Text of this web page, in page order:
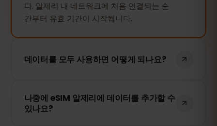
다. 알제리 내 네트워크에 처음 연결되는 순
간부터 유효 기간이 시작됩니다.
데이터를 모두 사용하면 어떻게 되나요?
됩니다. eSIMFOX 대시보드에서 간편하게 추
가 데이터를 구매하여 계속 사용할 수 있습
나중에 eSIM 알제리에 데이터를 추가할 수
있나요?